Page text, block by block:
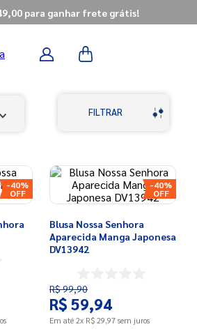
para ganhar frete grátis!
FILTRAR
-40% -40%
Blusa Nossa Senhora
Aparecida Manga Japonesa
DV13942
R$99,90
R$ 59,94
Em até 2x R$ 29,97 sem juros